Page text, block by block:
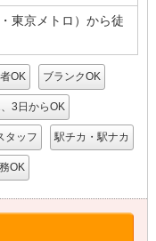
東京メトロ）から徒
OK ブランクOK
3日からOK
タッフ 駅チカ・駅ナカ
OK